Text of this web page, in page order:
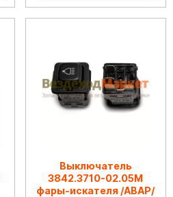
Выключатель
3842.3710-02.05М
фары-искателя /АВАР/